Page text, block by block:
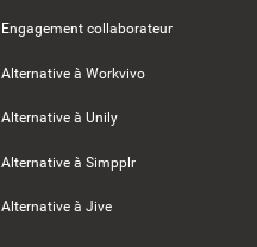
Engagement collaborateur
Alternative à Workvivo
Alternative à Unily
Alternative à Simpplr
Alternative à Jive